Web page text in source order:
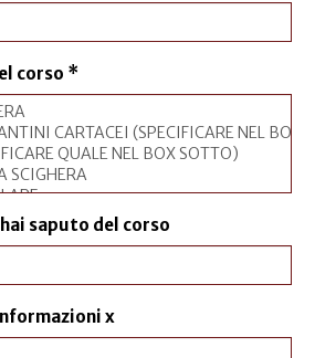
corso *
saputo del corso
x